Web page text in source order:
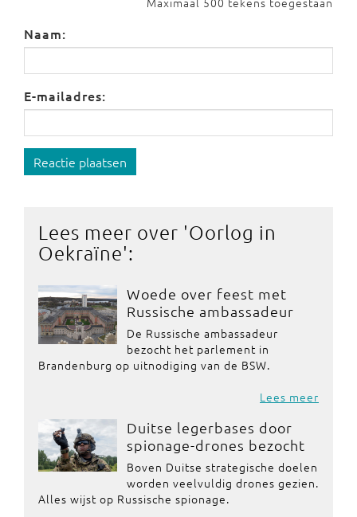
Naam:
E-mailadres:
Reactie plaatsen
Lees meer over 'Oorlog in
Oekraïne':
Woede over feest met
Russische ambassadeur
De Russische ambassadeur
bezocht het parlement in
Brandenburg op uitnodiging van de BSW.
Lees meer
Duitse legerbases door
spionage-drones bezocht
Boven Duitse strategische doelen
worden veelvuldig drones gezien.
Alles wijst op Russische spionage.